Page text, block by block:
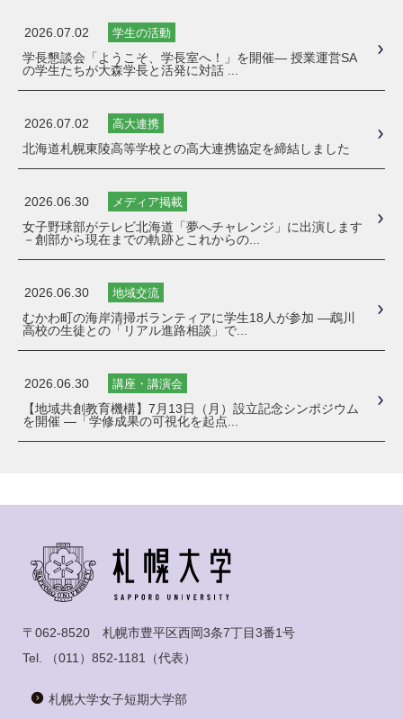
2026.07.02 学生の活動
学長懇談会「ようこそ、学長室へ！」を開催― 授業運営SA
の学生たちが大森学長と活発に対話 ...
2026.07.02 高大連携
北海道札幌東陵高等学校との高大連携協定を締結しました
2026.06.30 メディア掲載
女子野球部がテレビ北海道「夢へチャレンジ」に出演します
－創部から現在までの軌跡とこれからの...
2026.06.30 地域交流
むかわ町の海岸清掃ボランティアに学生18人が参加 ―鵡川
高校の生徒との「リアル進路相談」で...
2026.06.30 講座・講演会
【地域共創教育機構】7月13日（月）設立記念シンポジウム
を開催 ―「学修成果の可視化を起点...
〒062-8520 札幌市豊平区西岡3条7丁目3番1号
Tel.
（011）852-1181 （代表）
札幌大学女子短期大学部